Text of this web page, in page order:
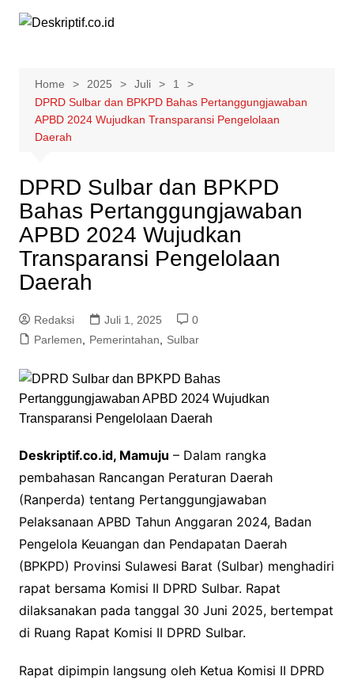
Home 2025 Juli
1
DPRD Sulbar dan BPKPD Bahas Pertanggungjawaban
APBD 2024 Wujudkan Transparansi Pengelolaan
Daerah
DPRD Sulbar dan BPKPD
Bahas Pertanggungjawaban
APBD 2024 Wujudkan
Transparansi Pengelolaan
Daerah
Redaksi Juli 1, 2025
0
Parlemen, Pemerintahan, Sulbar
Deskriptif.co.id, Mamuju – Dalam rangka
pembahasan Rancangan Peraturan Daerah
(Ranperda) tentang Pertanggungjawaban
Pelaksanaan APBD Tahun Anggaran 2024, Badan
Pengelola Keuangan dan Pendapatan Daerah
(BPKPD) Provinsi Sulawesi Barat (Sulbar) menghadiri
rapat bersama Komisi II DPRD Sulbar. Rapat
dilaksanakan pada tanggal 30 Juni 2025, bertempat
di Ruang Rapat Komisi II DPRD Sulbar.
Rapat dipimpin langsung oleh Ketua Komisi II DPRD